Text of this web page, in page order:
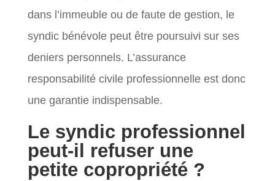
dans l’immeuble ou de faute de gestion, le
syndic bénévole peut être poursuivi sur ses
deniers personnels. L’assurance
responsabilité civile professionnelle est donc
une garantie indispensable.
Le syndic professionnel
peut-il refuser une
petite copropriété ?